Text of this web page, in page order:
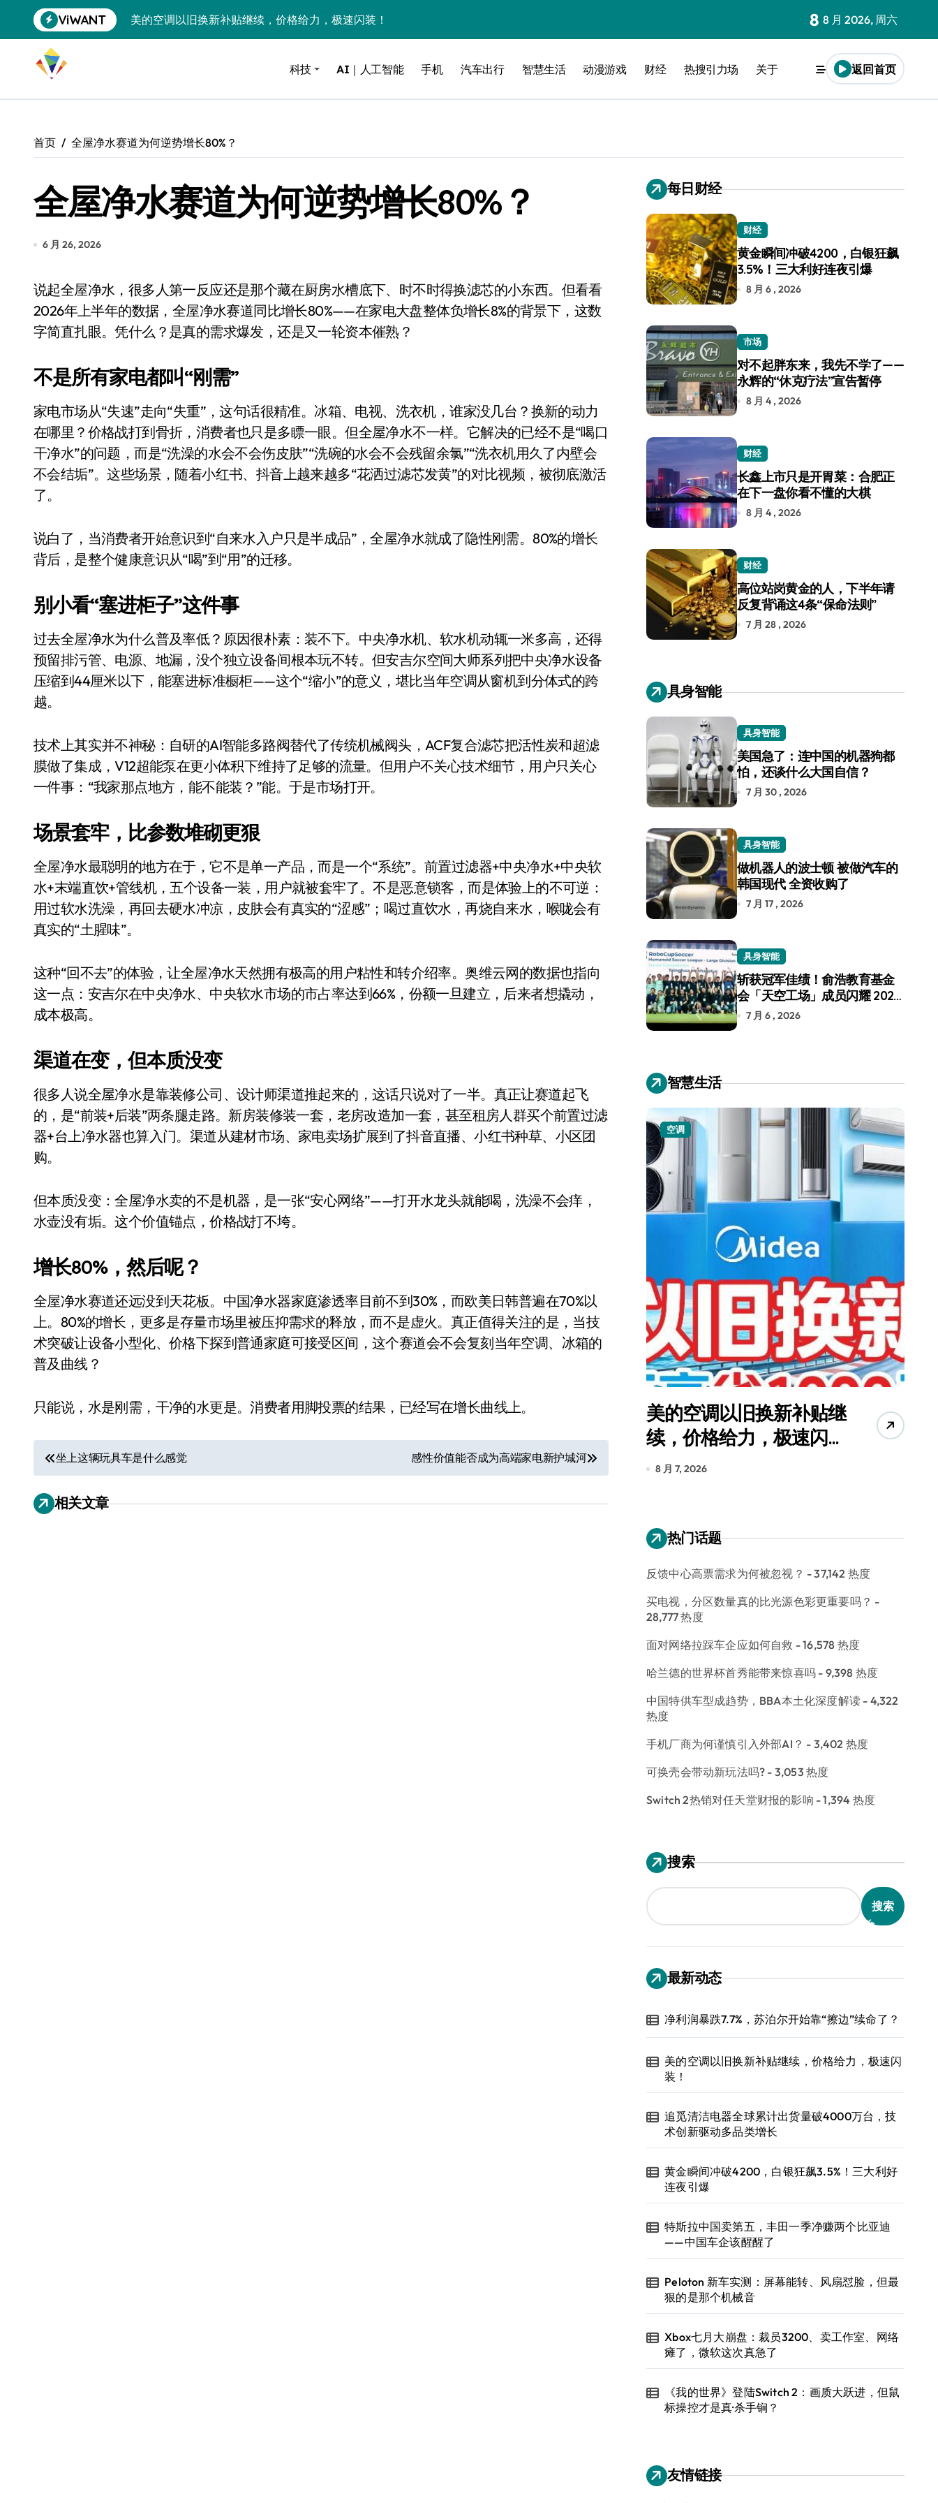
到
ViWANT
美的空调以旧换新补贴继续，价格给力，极速闪装！
黄金瞬间冲破4200，白银狂飙3.5%！三大利好连夜引爆
特斯拉中国卖第五，丰田一季净赚两个比亚迪——中国车企该醒醒了
Xbox七月大崩盘：裁员3200、卖工作室、网络瘫了，微软这次真急了
《我的世界》登陆Switch 2：画质大跃进，但鼠标操控才是真·杀手锏？
谷歌DeepMind创始人辞去CEO，但继续“垂帘听政”？
召回X9、合作大众遇冷、高端梦碎：小鹏的“多事之夏”
比Model 3便宜？不，比Model 3有面儿——试驾雷克萨斯ES 500e
Xbox 25岁生日送壁纸送徽章，就是不送主机，你领不领？
别再用汽车USB给MacBook充电了！老司机教你3招真·快充
花钱买宝马，启动先看蜘蛛侠？”车主怒了：车内不是广告屏！
Windows 11家庭版和专业版，选错真的会后悔吗？
轻到忽略不计 大疆Mini 2S内录实测，值不值得冲？
对不起胖东来，我先不学了——永辉的“休克疗法”宣告暂停
国际首次！中国钙钛矿探测器太空“开箱”，一边探测射线一边光伏发电
小米涨价！K90跳上3099，小米17标准版逼近4800
长鑫上市只是开胃菜：合肥正在下一盘你看不懂的大棋
复古玩家狂喜：Anbernic第三次复刻GBA SP，情怀拉满
Xbox 360 游戏终于要登 PC，光盘党也能“以盘换数”了？
净利润暴跌7.7%，苏泊尔开始靠“擦边”续命了？
8 8 月 2026, 周六
科技 AI｜人工智能 手机 汽车出行 智慧生活 动漫游戏 财经 热搜引力场 关于 返回首页
首页 全屋净水赛道为何逆势增长80%？
全屋净水赛道为何逆势增长80%？
6 月 26, 2026
说起全屋净水，很多人第一反应还是那个藏在厨房水槽底下、时不时得换滤芯的小东西。但看看
2026年上半年的数据，全屋净水赛道同比增长80%——在家电大盘整体负增长8%的背景下，这数
字简直扎眼。凭什么？是真的需求爆发，还是又一轮资本催熟？
不是所有家电都叫“刚需”
家电市场从“失速”走向“失重”，这句话很精准。冰箱、电视、洗衣机，谁家没几台？换新的动力
在哪里？价格战打到骨折，消费者也只是多瞟一眼。但全屋净水不一样。它解决的已经不是“喝口
干净水”的问题，而是“洗澡的水会不会伤皮肤”“洗碗的水会不会残留余氯”“洗衣机用久了内壁会
不会结垢”。这些场景，随着小红书、抖音上越来越多“花洒过滤芯发黄”的对比视频，被彻底激活
了。
说白了，当消费者开始意识到“自来水入户只是半成品”，全屋净水就成了隐性刚需。80%的增长
背后，是整个健康意识从“喝”到“用”的迁移。
别小看“塞进柜子”这件事
过去全屋净水为什么普及率低？原因很朴素：装不下。中央净水机、软水机动辄一米多高，还得
预留排污管、电源、地漏，没个独立设备间根本玩不转。但安吉尔空间大师系列把中央净水设备
压缩到44厘米以下，能塞进标准橱柜——这个“缩小”的意义，堪比当年空调从窗机到分体式的跨
越。
技术上其实并不神秘：自研的AI智能多路阀替代了传统机械阀头，ACF复合滤芯把活性炭和超滤
膜做了集成，V12超能泵在更小体积下维持了足够的流量。但用户不关心技术细节，用户只关心
一件事：“我家那点地方，能不能装？”能。于是市场打开。
场景套牢，比参数堆砌更狠
全屋净水最聪明的地方在于，它不是单一产品，而是一个“系统”。前置过滤器+中央净水+中央软
水+末端直饮+管线机，五个设备一装，用户就被套牢了。不是恶意锁客，而是体验上的不可逆：
用过软水洗澡，再回去硬水冲凉，皮肤会有真实的“涩感”；喝过直饮水，再烧自来水，喉咙会有
真实的“土腥味”。
这种“回不去”的体验，让全屋净水天然拥有极高的用户粘性和转介绍率。奥维云网的数据也指向
这一点：安吉尔在中央净水、中央软水市场的市占率达到66%，份额一旦建立，后来者想撬动，
成本极高。
渠道在变，但本质没变
很多人说全屋净水是靠装修公司、设计师渠道推起来的，这话只说对了一半。真正让赛道起飞
的，是“前装+后装”两条腿走路。新房装修装一套，老房改造加一套，甚至租房人群买个前置过滤
器+台上净水器也算入门。渠道从建材市场、家电卖场扩展到了抖音直播、小红书种草、小区团
购。
但本质没变：全屋净水卖的不是机器，是一张“安心网络”——打开水龙头就能喝，洗澡不会痒，
水壶没有垢。这个价值锚点，价格战打不垮。
增长80%，然后呢？
全屋净水赛道还远没到天花板。中国净水器家庭渗透率目前不到30%，而欧美日韩普遍在70%以
上。80%的增长，更多是存量市场里被压抑需求的释放，而不是虚火。真正值得关注的是，当技
术突破让设备小型化、价格下探到普通家庭可接受区间，这个赛道会不会复刻当年空调、冰箱的
普及曲线？
只能说，水是刚需，干净的水更是。消费者用脚投票的结果，已经写在增长曲线上。
文
章
导
坐上这辆玩具车是什么感觉 感性价值能否成为高端家电新护城河
相关文章
每日财经
财经
黄金瞬间冲破4200，白银狂飙
3.5%！三大利好连夜引爆
8 月 6 , 2026
市场
对不起胖东来，我先不学了——
永辉的“休克疗法”宣告暂停
8 月 4 , 2026
财经
长鑫上市只是开胃菜：合肥正
在下一盘你看不懂的大棋
8 月 4 , 2026
财经
高位站岗黄金的人，下半年请
反复背诵这4条“保命法则”
7 月 28 , 2026
具身智能
具身智能
美国急了：连中国的机器狗都
怕，还谈什么大国自信？
7 月 30 , 2026
具身智能
做机器人的波士顿 被做汽车的
韩国现代 全资收购了
7 月 17 , 2026
具身智能
斩获冠军佳绩！俞浩教育基金
会「天空工场」成员闪耀 2026
RoboCup 机器人世界杯
7 月 6 , 2026
智慧生活
小家电
追觅、石头科技注意：你
们的扫地机已被美国认定
为“战略武器”
小家电
净利润暴跌7.7%，苏泊尔
开始靠“擦边”续命了？
空调
美的空调以旧换新补贴继
续，价格给力，极速闪
装！
8 月 7, 2026
热门话题
反馈中心高票需求为何被忽视？ - 37,142 热度
买电视，分区数量真的比光源色彩更重要吗？ -
28,777 热度
面对网络拉踩车企应如何自救 - 16,578 热度
哈兰德的世界杯首秀能带来惊喜吗 - 9,398 热度
中国特供车型成趋势，BBA本土化深度解读 - 4,322
热度
手机厂商为何谨慎引入外部AI？ - 3,402 热度
可换壳会带动新玩法吗? - 3,053 热度
Switch 2热销对任天堂财报的影响 - 1,394 热度
搜索
搜索
最新动态
净利润暴跌7.7%，苏泊尔开始靠“擦边”续命了？
美的空调以旧换新补贴继续，价格给力，极速闪
装！
追觅清洁电器全球累计出货量破4000万台，技
术创新驱动多品类增长
黄金瞬间冲破4200，白银狂飙3.5%！三大利好
连夜引爆
特斯拉中国卖第五，丰田一季净赚两个比亚迪
——中国车企该醒醒了
Peloton 新车实测：屏幕能转、风扇怼脸，但最
狠的是那个机械音
Xbox七月大崩盘：裁员3200、卖工作室、网络
瘫了，微软这次真急了
《我的世界》登陆Switch 2：画质大跃进，但鼠
标操控才是真·杀手锏？
友情链接